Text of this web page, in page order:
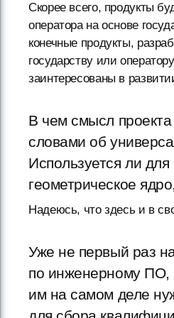
Скорее всего, продукты
оператора на основе
конечные продукты,
государству или
заинтересованы в
В чем смысл
словами об
Используется ли
геометрическое
Надеюсь, что здесь и в
Уже не первый раз
по инженерному ПО,
им на самом деле